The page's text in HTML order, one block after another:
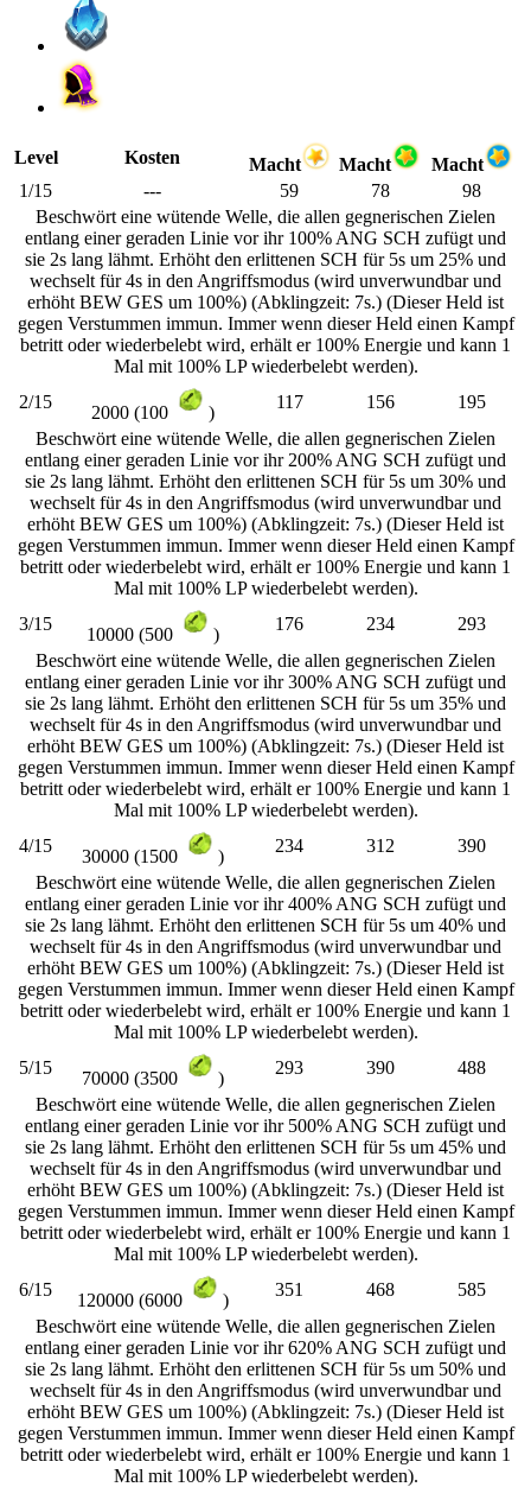
Level Kosten Macht Macht
Macht
1/15
--- 59 78
98
Beschwört eine wütende Welle, die allen gegnerischen Zielen
entlang einer geraden Linie vor ihr 100% ANG SCH zufügt und
sie 2s lang lähmt. Erhöht den erlittenen SCH für 5s um 25% und
wechselt für 4s in den Angriffsmodus (wird unverwundbar und
erhöht BEW GES um 100%) (Abklingzeit: 7s.) (Dieser Held ist
gegen Verstummen immun. Immer wenn dieser Held einen Kampf
betritt oder wiederbelebt wird, erhält er 100% Energie und kann 1
Mal mit 100% LP wiederbelebt werden).
2/15
2000 (100 )
117 156
195
Beschwört eine wütende Welle, die allen gegnerischen Zielen
entlang einer geraden Linie vor ihr 200% ANG SCH zufügt und
sie 2s lang lähmt. Erhöht den erlittenen SCH für 5s um 30% und
wechselt für 4s in den Angriffsmodus (wird unverwundbar und
erhöht BEW GES um 100%) (Abklingzeit: 7s.) (Dieser Held ist
gegen Verstummen immun. Immer wenn dieser Held einen Kampf
betritt oder wiederbelebt wird, erhält er 100% Energie und kann 1
Mal mit 100% LP wiederbelebt werden).
3/15
10000 (500 )
176 234
293
Beschwört eine wütende Welle, die allen gegnerischen Zielen
entlang einer geraden Linie vor ihr 300% ANG SCH zufügt und
sie 2s lang lähmt. Erhöht den erlittenen SCH für 5s um 35% und
wechselt für 4s in den Angriffsmodus (wird unverwundbar und
erhöht BEW GES um 100%) (Abklingzeit: 7s.) (Dieser Held ist
gegen Verstummen immun. Immer wenn dieser Held einen Kampf
betritt oder wiederbelebt wird, erhält er 100% Energie und kann 1
Mal mit 100% LP wiederbelebt werden).
4/15
30000 (1500 )
234 312
390
Beschwört eine wütende Welle, die allen gegnerischen Zielen
entlang einer geraden Linie vor ihr 400% ANG SCH zufügt und
sie 2s lang lähmt. Erhöht den erlittenen SCH für 5s um 40% und
wechselt für 4s in den Angriffsmodus (wird unverwundbar und
erhöht BEW GES um 100%) (Abklingzeit: 7s.) (Dieser Held ist
gegen Verstummen immun. Immer wenn dieser Held einen Kampf
betritt oder wiederbelebt wird, erhält er 100% Energie und kann 1
Mal mit 100% LP wiederbelebt werden).
5/15
70000 (3500 )
293 390
488
Beschwört eine wütende Welle, die allen gegnerischen Zielen
entlang einer geraden Linie vor ihr 500% ANG SCH zufügt und
sie 2s lang lähmt. Erhöht den erlittenen SCH für 5s um 45% und
wechselt für 4s in den Angriffsmodus (wird unverwundbar und
erhöht BEW GES um 100%) (Abklingzeit: 7s.) (Dieser Held ist
gegen Verstummen immun. Immer wenn dieser Held einen Kampf
betritt oder wiederbelebt wird, erhält er 100% Energie und kann 1
Mal mit 100% LP wiederbelebt werden).
6/15
120000 (6000 )
351 468
585
Beschwört eine wütende Welle, die allen gegnerischen Zielen
entlang einer geraden Linie vor ihr 620% ANG SCH zufügt und
sie 2s lang lähmt. Erhöht den erlittenen SCH für 5s um 50% und
wechselt für 4s in den Angriffsmodus (wird unverwundbar und
erhöht BEW GES um 100%) (Abklingzeit: 7s.) (Dieser Held ist
gegen Verstummen immun. Immer wenn dieser Held einen Kampf
betritt oder wiederbelebt wird, erhält er 100% Energie und kann 1
Mal mit 100% LP wiederbelebt werden).